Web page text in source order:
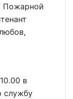
Пожарной
в
службу